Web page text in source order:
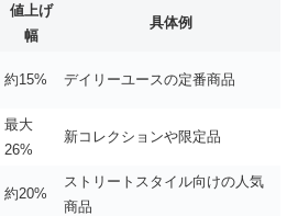
値上げ
幅
具体例
約15% デイリーユースの定番商品
最大
26%
新コレクションや限定品
約20%
ストリートスタイル向けの人気
商品